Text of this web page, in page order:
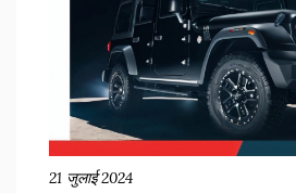
21 जुलाई 2024